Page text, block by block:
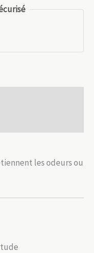
les odeurs ou